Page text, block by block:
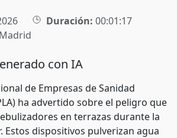
Duración: 00:01:17
Madrid
con IA
de Empresas de Sanidad
ha advertido sobre el peligro que
en terrazas durante la
Estos dispositivos pulverizan agua